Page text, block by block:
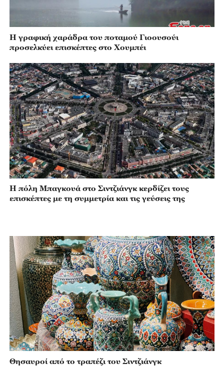
Η γραφική χαράδρα του ποταμού Γιοουσούι
προσελκύει επισκέπτες στο Χουμπέι
Η πόλη Μπαγκουά στο Σιντζιάνγκ κερδίζει τους
επισκέπτες με τη συμμετρία και τις γεύσεις της
Θησαυροί από το τραπέζι του Σιντζιάνγκ